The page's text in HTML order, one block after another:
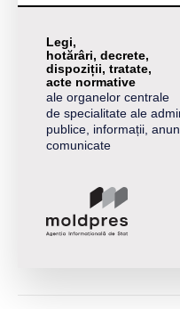
Legi,
hotărâri, decrete,
dispoziții, tratate,
acte normative
ale organelor centrale
de specialitate ale
publice, informații,
comunicate